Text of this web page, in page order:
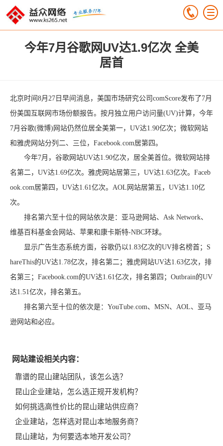
今年7月谷歌网UV达1.9亿次 全美
居首
北京时间8月27日早间消息，美国市场研究公司comScore发布了7月
份美国互联网市场份额报告。按月独立用户访问量(UV)计算，今年
7月谷歌(微博)网站仍然位居全美第一，UV达1.90亿次；微软网站
和雅虎网站分列二、三位，Facebook.com居第四。
今年7月，谷歌网站UV达1.90亿次，居全美首位。微软网站排
名第二，UV达1.69亿次。雅虎网站居第三，UV达1.63亿次。Faceb
ook.com居第四，UV达1.61亿次。AOL网站居第五，UV达1.10亿
次。
排名第六至十位的网站依次是：亚马逊网站、Ask Network、
维基百科基金会网站、苹果和康卡斯特-NBC环球。
显示广告生态系统方面，谷歌仍以1.83亿次的UV排名榜首；S
hareThis的UV达1.78亿次，排名第二；雅虎网站UV达1.63亿次，排
名第三；Facebook.com的UV达1.61亿次，排名第四；Outbrain的UV
达1.51亿次，排名第五。
排名第六至十位的依次是：YouTube.com、MSN、AOL、亚马
逊网站和必应。
网站建设相关内容：
靠谱的昆山建站团队，该怎么选？
昆山企业建站，怎么选正规开发机构？
如何挑选高性价比的昆山建站供应商？
企业建站，怎样选对昆山本地服务商？
昆山建站，为何要选本地开发公司？